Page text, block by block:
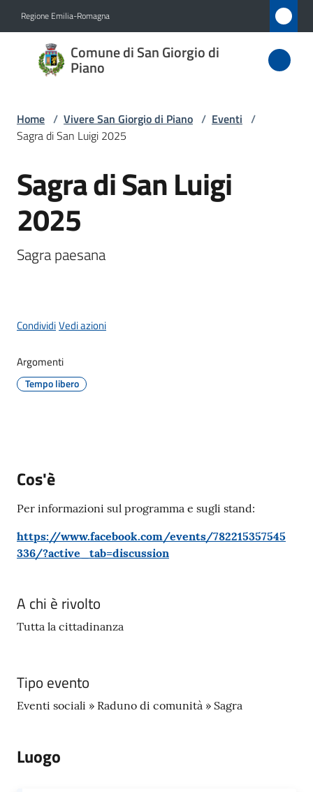
Regione Emilia-Romagna
Comune di San Giorgio di
Piano
Comune
di San
di Piano
Amministrazione
Novità
Servizi
Giorgio
di
Menu selezionato
l
b
o
P
e
t
o
o
O
n
i
n
Home / Vivere San Giorgio di Piano / Eventi /
Sagra di San Luigi 2025
Salta al contenuto
Sagra di San Luigi
2025
Sagra paesana
CondividiVedi azioni
Argomenti
Tempo libero
Cos'è
Per informazioni sul programma e sugli stand:
https://www.facebook.com/events/782215357545
336/?active_tab=discussion
A chi è rivolto
Tutta la cittadinanza
Tipo evento
Eventi sociali » Raduno di comunità » Sagra
Luogo